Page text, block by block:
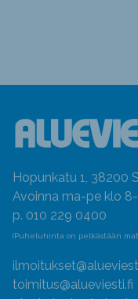
Hopunkatu 1, 38200
Avoinna ma-pe klo
p. 010 229 0400
(Puheluhinta on pelkästään
toimitus@alueviesti.fi